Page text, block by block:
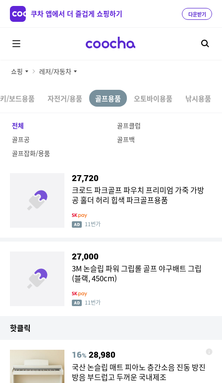
쿠차 앱에서 더 즐겁게 쇼핑하기 다운받기
쇼핑 레저/자동차
/보드용품 자전거/용품 골프용품 오토바이용품 낚시용품
전체
골프클럽
골프공
골프백
골프잡화/용품
27,720
크로드 파크골프 파우치 프리미엄 가죽 가방
공 홀더 허리 힙색 파크골프용품
11번가
27,000
3M 논슬립 파워 그립롤 골프 야구배트 그립
(블랙, 450cm)
11번가
핫클릭
16% 28,980
국산 논슬립 매트 피아노 층간소음 진동 방진
방음 부드럽고 두꺼운 국내제조